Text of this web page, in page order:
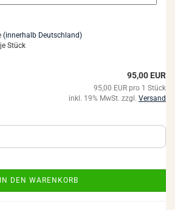
(innerhalb Deutschland)
Stück
95,00 EUR
95,00 EUR pro 1 Stück
inkl. 19% MwSt. zzgl. Versand
IN DEN WARENKORB